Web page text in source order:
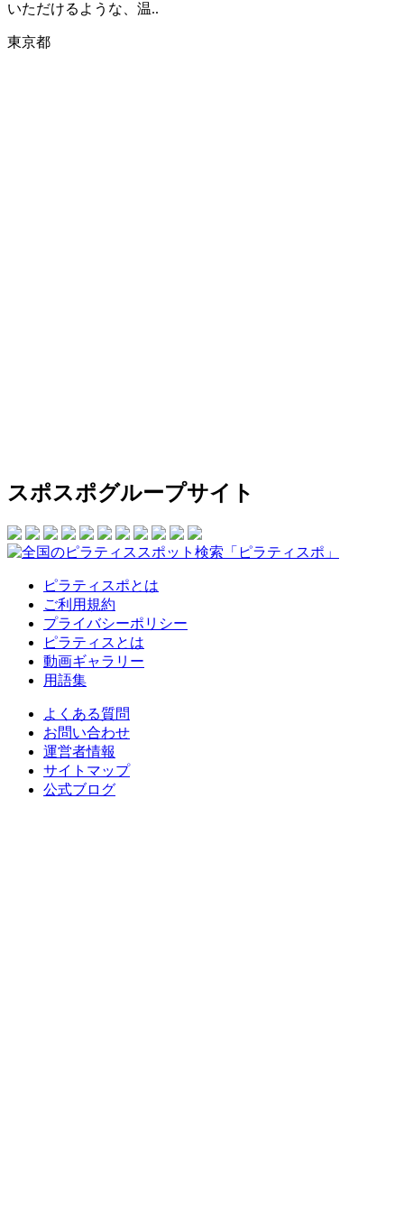
いただけるような、温..
東京都
スポスポグループサイト
ピラティスポとは
ご利用規約
プライバシーポリシー
ピラティスとは
動画ギャラリー
用語集
よくある質問
お問い合わせ
運営者情報
サイトマップ
公式ブログ